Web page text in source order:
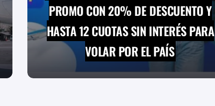
PROMO CON 20% DE DESCUENTO Y
HASTA 12 CUOTAS SIN INTERÉS PARA
VOLAR POR EL PAÍS